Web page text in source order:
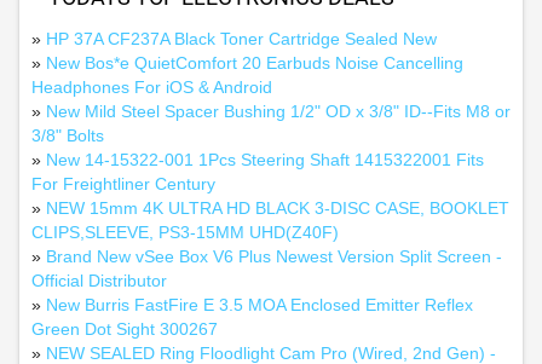
» HP 37A CF237A Black Toner Cartridge Sealed New
» New Bos*e QuietComfort 20 Earbuds Noise Cancelling
Headphones For iOS & Android
» New Mild Steel Spacer Bushing 1/2" OD x 3/8" ID--Fits M8 or
3/8" Bolts
» New 14-15322-001 1Pcs Steering Shaft 1415322001 Fits
For Freightliner Century
» NEW 15mm 4K ULTRA HD BLACK 3-DISC CASE, BOOKLET
CLIPS,SLEEVE, PS3-15MM UHD(Z40F)
» Brand New vSee Box V6 Plus Newest Version Split Screen -
Official Distributor
» New Burris FastFire E 3.5 MOA Enclosed Emitter Reflex
Green Dot Sight 300267
» NEW SEALED Ring Floodlight Cam Pro (Wired, 2nd Gen) -